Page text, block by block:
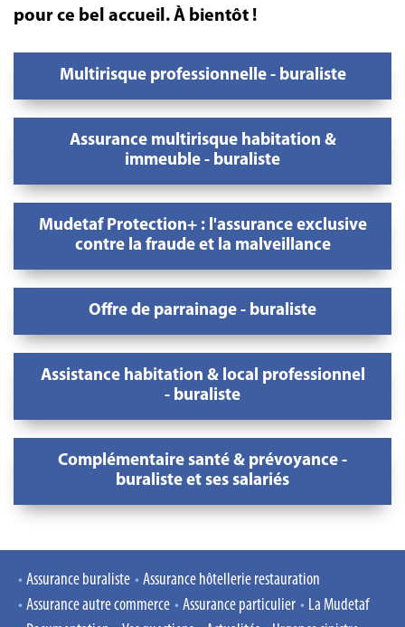
pour ce bel accueil. À bientôt !
Multirisque professionnelle - buraliste
Assurance multirisque habitation &
immeuble - buraliste
Mudetaf Protection+ : l'assurance exclusive
contre la fraude et la malveillance
Offre de parrainage - buraliste
Assistance habitation & local professionnel
- buraliste
Complémentaire santé & prévoyance -
buraliste et ses salariés
Assurance buraliste
Assurance hôtellerie restauration
Assurance autre commerce
Assurance particulier
La Mudetaf